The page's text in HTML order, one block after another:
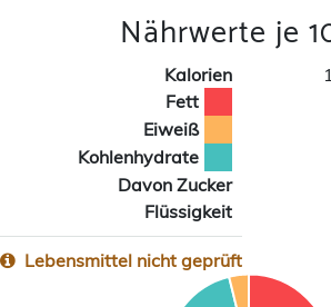
Nährwerte je
Kalorien
Fett
Eiweiß
Kohlenhydrate
Davon Zucker
Flüssigkeit
Lebensmittel nicht geprüft